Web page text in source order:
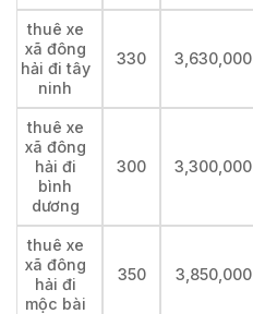
thuê xe
xã đông
hải đi tây
ninh
330 3,630,000
thuê xe
xã đông
hải đi
bình
dương
300 3,300,000
thuê xe
xã đông
hải đi
mộc bài
350 3,850,000